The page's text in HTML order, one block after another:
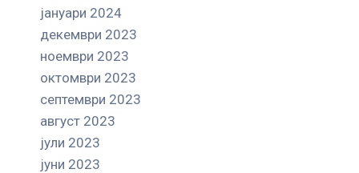
јануари 2024
декември 2023
ноември 2023
октомври 2023
септември 2023
август 2023
јули 2023
јуни 2023